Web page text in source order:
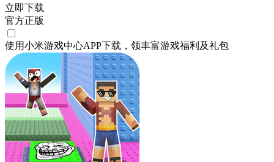
立即下载
官方正版
使用小米游戏中心APP下载 ，领丰富游戏福利 及礼包